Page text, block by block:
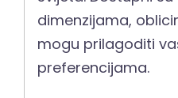
dimenzijama,
mogu prilagoditi
preferencijama.